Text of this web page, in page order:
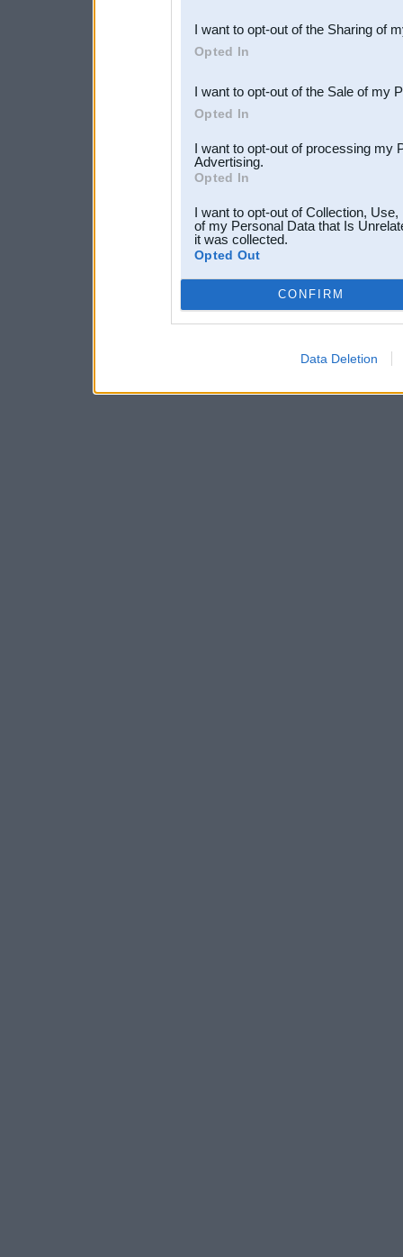
Downstream Participants
third parties.
I want to opt-out of the Sharing of
Opted In
I want to opt-out of the Sale of my
Opted In
I want to opt-out of processing my
Advertising.
Opted In
I want to opt-out of Collection,
of my Personal Data that Is
it was collected.
Opted Out
CONFIRM
Data Deletion